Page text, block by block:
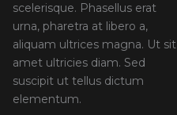
scelerisque. Phasellus erat
urna, pharetra at libero a,
aliquam ultrices magna. Ut sit
amet ultricies diam. Sed
suscipit ut tellus dictum
elementum.